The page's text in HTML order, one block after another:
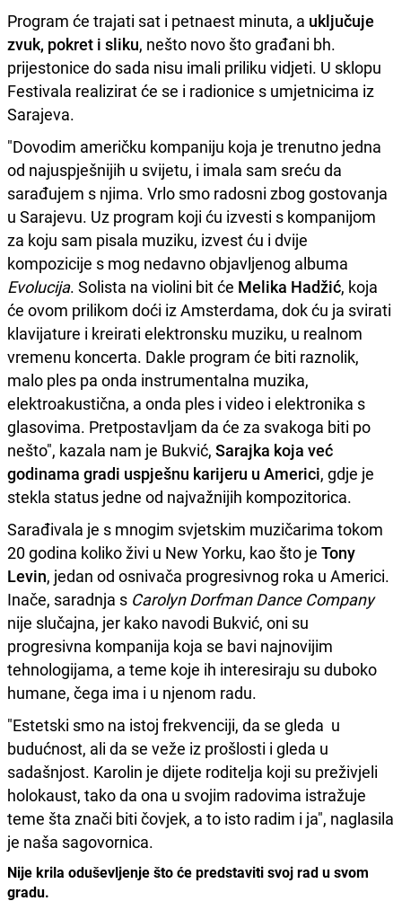
Program će trajati sat i petnaest minuta, a uključuje
zvuk, pokret i sliku, nešto novo što građani bh.
prijestonice do sada nisu imali priliku vidjeti. U sklopu
Festivala realizirat će se i radionice s umjetnicima iz
Sarajeva.
"Dovodim američku kompaniju koja je trenutno jedna
od najuspješnijih u svijetu, i imala sam sreću da
sarađujem s njima. Vrlo smo radosni zbog gostovanja
u Sarajevu. Uz program koji ću izvesti s kompanijom
za koju sam pisala muziku, izvest ću i dvije
kompozicije s mog nedavno objavljenog albuma
Evolucija. Solista na violini bit će Melika Hadžić, koja
će ovom prilikom doći iz Amsterdama, dok ću ja svirati
klavijature i kreirati elektronsku muziku, u realnom
vremenu koncerta. Dakle program će biti raznolik,
malo ples pa onda instrumentalna muzika,
elektroakustična, a onda ples i video i elektronika s
glasovima. Pretpostavljam da će za svakoga biti po
nešto", kazala nam je Bukvić, Sarajka koja već
godinama gradi uspješnu karijeru u Americi, gdje je
stekla status jedne od najvažnijih kompozitorica.
Sarađivala je s mnogim svjetskim muzičarima tokom
20 godina koliko živi u New Yorku, kao što je Tony
Levin, jedan od osnivača progresivnog roka u Americi.
Inače, saradnja s Carolyn Dorfman Dance Company
nije slučajna, jer kako navodi Bukvić, oni su
progresivna kompanija koja se bavi najnovijim
tehnologijama, a teme koje ih interesiraju su duboko
humane, čega ima i u njenom radu.
"Estetski smo na istoj frekvenciji, da se gleda u
budućnost, ali da se veže iz prošlosti i gleda u
sadašnjost. Karolin je dijete roditelja koji su preživjeli
holokaust, tako da ona u svojim radovima istražuje
teme šta znači biti čovjek, a to isto radim i ja", naglasila
je naša sagovornica.
Nije krila oduševljenje što će predstaviti svoj rad u svom
gradu.